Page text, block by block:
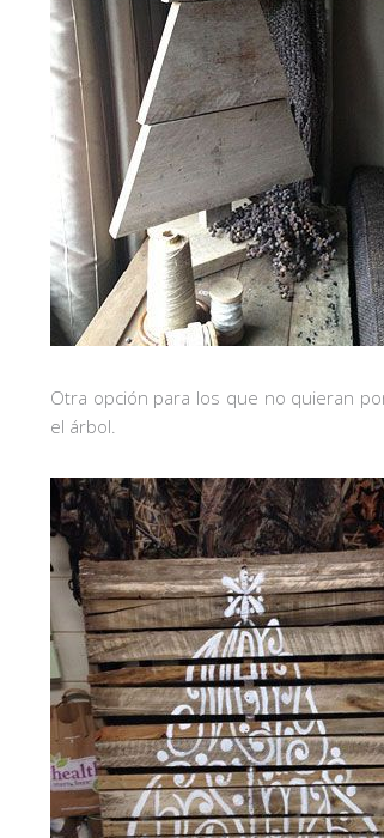
Otra opción para los que no quieran
el árbol.